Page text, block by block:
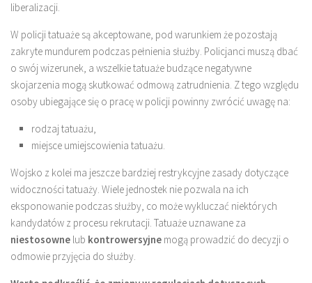
liberalizacji.
W policji tatuaże są akceptowane, pod warunkiem że pozostają
zakryte mundurem podczas pełnienia służby. Policjanci muszą dbać
o swój wizerunek, a wszelkie tatuaże budzące negatywne
skojarzenia mogą skutkować odmową zatrudnienia. Z tego względu
osoby ubiegające się o pracę w policji powinny zwrócić uwagę na:
rodzaj tatuażu,
miejsce umiejscowienia tatuażu.
Wojsko z kolei ma jeszcze bardziej restrykcyjne zasady dotyczące
widoczności tatuaży. Wiele jednostek nie pozwala na ich
eksponowanie podczas służby, co może wykluczać niektórych
kandydatów z procesu rekrutacji. Tatuaże uznawane za
niestosowne lub kontrowersyjne mogą prowadzić do decyzji o
odmowie przyjęcia do służby.